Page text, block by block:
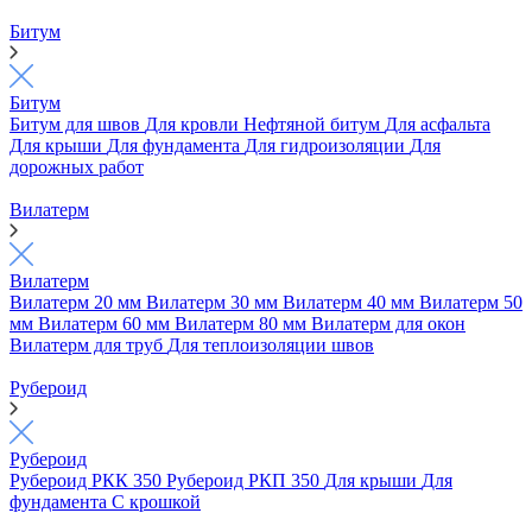
Битум
Битум
Битум для швов Для кровли Нефтяной битум Для асфальта
Для крыши Для фундамента Для гидроизоляции Для
дорожных работ
Вилатерм
Вилатерм
Вилатерм 20 мм Вилатерм 30 мм Вилатерм 40 мм Вилатерм 50
мм Вилатерм 60 мм Вилатерм 80 мм Вилатерм для окон
Вилатерм для труб Для теплоизоляции швов
Рубероид
Рубероид
Рубероид РКК 350 Рубероид РКП 350 Для крыши Для
фундамента С крошкой